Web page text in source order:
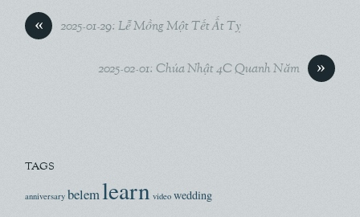
« 2025-01-29: Lễ Mồng Một Tết Ất Tỵ
»
2025-02-01: Chúa Nhật 4C Quanh Năm
TAGS
anniversary belemlearn video wedding